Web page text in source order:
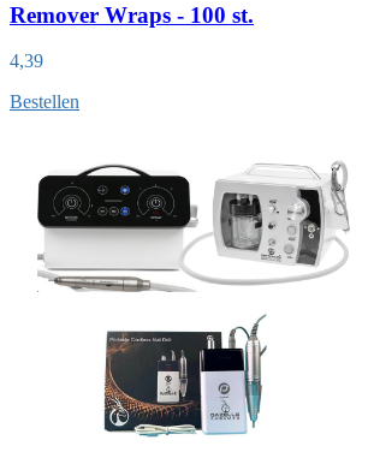
Remover Wraps - 100 st.
4,39
Bestellen